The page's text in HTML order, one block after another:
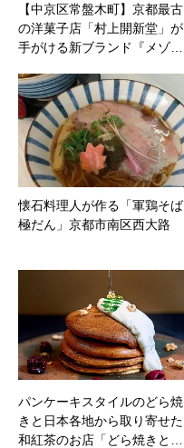
【中京区常盤木町】京都最古
の洋菓子店「村上開新堂」が
手がける新ブランド『メゾ…
懐石料理人が作る「軍鶏そば
極だん」京都市南区西大路
パンケーキスタイルのどら焼
きと日本各地から取り寄せた
和紅茶のお店「どら焼きと…